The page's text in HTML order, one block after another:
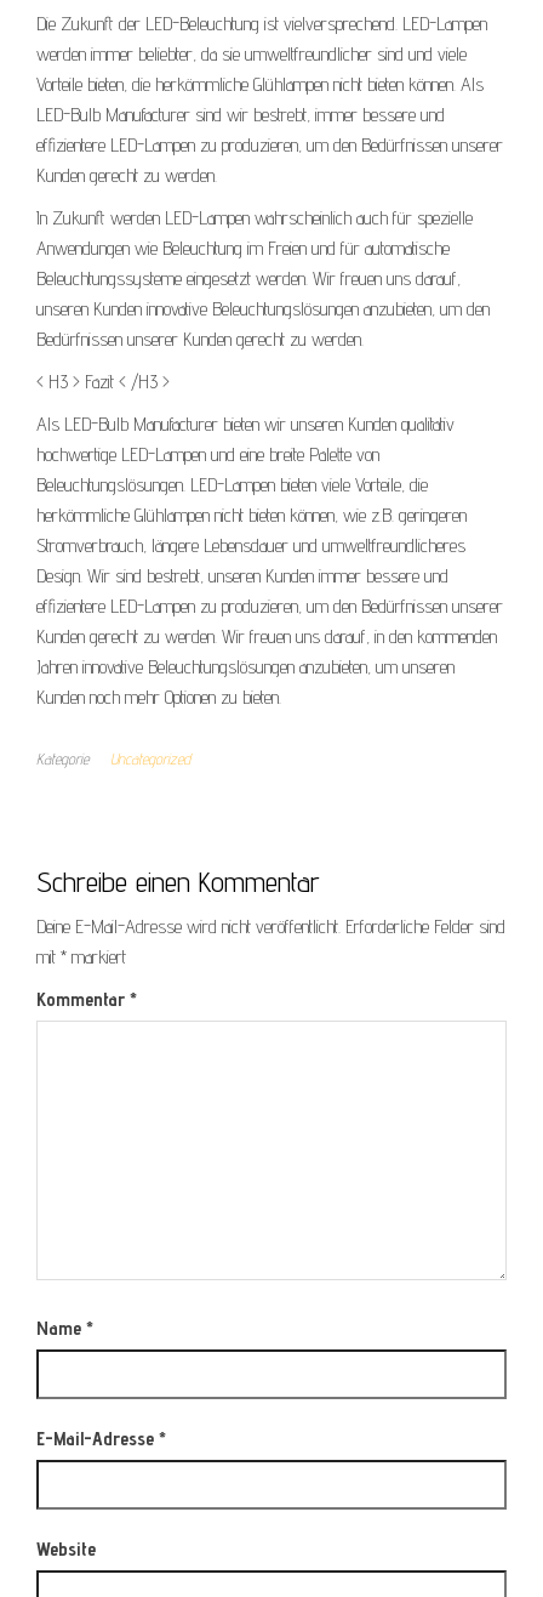
Die Zukunft der LED-Beleuchtung ist vielversprechend. LED-Lampen
werden immer beliebter, da sie umweltfreundlicher sind und viele
Vorteile bieten, die herkömmliche Glühlampen nicht bieten können. Als
LED-Bulb Manufacturer sind wir bestrebt, immer bessere und
effizientere LED-Lampen zu produzieren, um den Bedürfnissen unserer
Kunden gerecht zu werden.
In Zukunft werden LED-Lampen wahrscheinlich auch für spezielle
Anwendungen wie Beleuchtung im Freien und für automatische
Beleuchtungssysteme eingesetzt werden. Wir freuen uns darauf,
unseren Kunden innovative Beleuchtungslösungen anzubieten, um den
Bedürfnissen unserer Kunden gerecht zu werden.
< H3 > Fazit < /H3 >
Als LED-Bulb Manufacturer bieten wir unseren Kunden qualitativ
hochwertige LED-Lampen und eine breite Palette von
Beleuchtungslösungen. LED-Lampen bieten viele Vorteile, die
herkömmliche Glühlampen nicht bieten können, wie z.B. geringeren
Stromverbrauch, längere Lebensdauer und umweltfreundlicheres
Design. Wir sind bestrebt, unseren Kunden immer bessere und
effizientere LED-Lampen zu produzieren, um den Bedürfnissen unserer
Kunden gerecht zu werden. Wir freuen uns darauf, in den kommenden
Jahren innovative Beleuchtungslösungen anzubieten, um unseren
Kunden noch mehr Optionen zu bieten.
Kategorie Uncategorized
Schreibe einen Kommentar
Deine E-Mail-Adresse wird nicht veröffentlicht. Erforderliche Felder sind
mit * markiert
Kommentar *
Name *
E-Mail-Adresse *
Website